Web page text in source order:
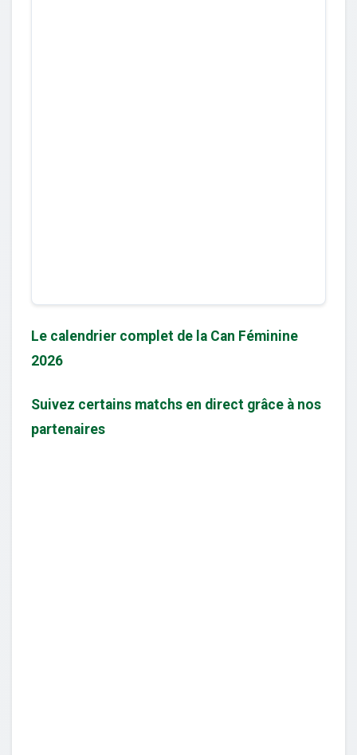
Le calendrier complet de la Can Féminine
2026
Suivez certains matchs en direct grâce à nos
partenaires